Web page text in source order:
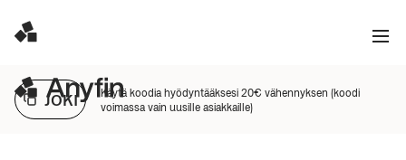
JOKI
Käytä koodia hyödyntääksesi 20€ vähennyksen (koodi
voimassa vain uusille asiakkaille)